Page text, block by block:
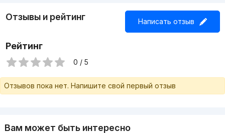
Отзывы и рейтинг Написать отзыв
Рейтинг
0 / 5
Отзывов пока нет. Напишите свой первый отзыв
Вам может быть интересно